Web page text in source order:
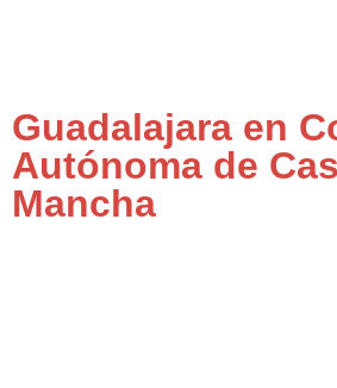
Guadalajara en
Autónoma de
Mancha